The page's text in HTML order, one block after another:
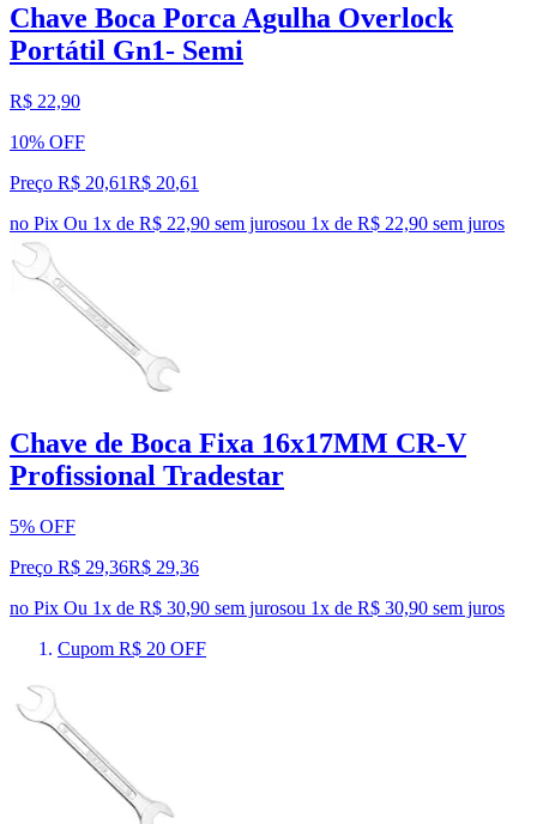
Chave Boca Porca Agulha Overlock
Portátil Gn1- Semi
R$ 22,90
10% OFF
Preço R$ 20,61R$ 20,61
no Pix Ou 1x de R$ 22,90 sem jurosou 1x de R$ 22,90 sem juros
Chave de Boca Fixa 16x17MM CR-V
Profissional Tradestar
5% OFF
Preço R$ 29,36R$ 29,36
no Pix Ou 1x de R$ 30,90 sem jurosou 1x de R$ 30,90 sem juros
Cupom R$ 20 OFF